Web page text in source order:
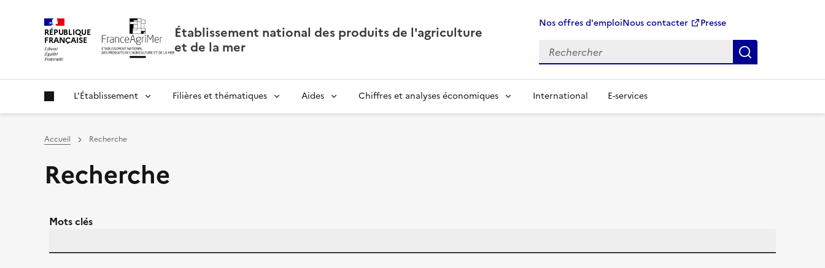
RÉPUBLIQUE
FRANÇAISE
Établissement national des produits de l'agriculture
et de la mer
Nos offres d'emploiNous contacter Presse
L'Établissement Filières et thématiques Aides Chiffres et analyses économiques International E-services
Accueil Recherche
Recherche
Mots clés